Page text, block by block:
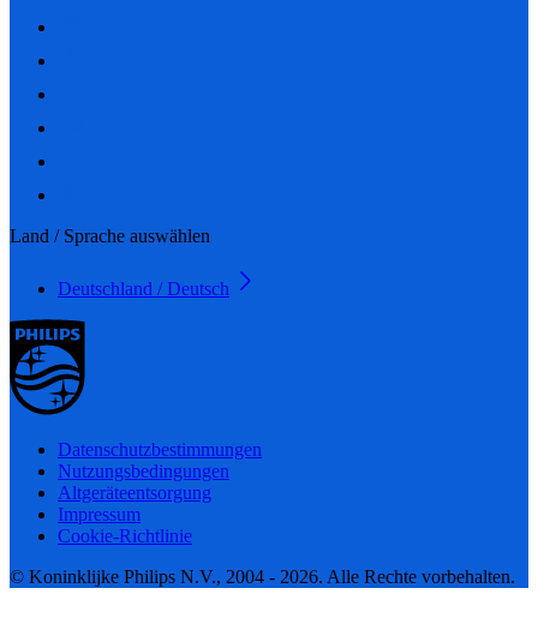
Land / Sprache auswählen
Deutschland / Deutsch
Datenschutzbestimmungen
Nutzungsbedingungen
Altgeräteentsorgung
Impressum
Cookie-Richtlinie
© Koninklijke Philips N.V., 2004 - 2026. Alle Rechte vorbehalten.